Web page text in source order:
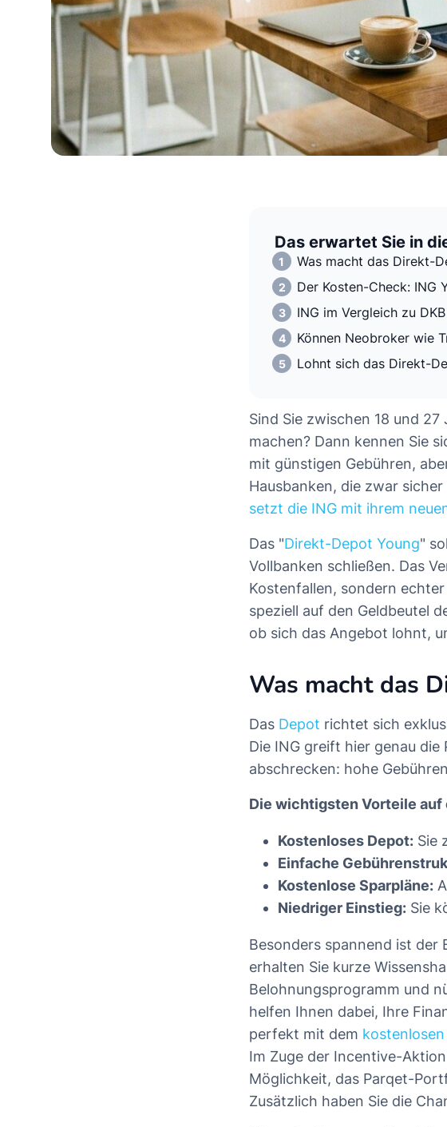
Das erwartet Sie in
Was macht das Direkt-
Der Kosten-Check: ING
ING im Vergleich zu
Können Neobroker wie
Lohnt sich das Direkt-
Sind Sie zwischen 18 und
machen? Dann kennen Sie
mit günstigen Gebühren,
Hausbanken, die zwar
setzt die ING mit ihrem
Das "Direkt-Depot Young"
Vollbanken schließen. Das
Kostenfallen, sondern echter
speziell auf den Geldbeutel
ob sich das Angebot lohnt,
Was macht das
Das Depot richtet sich
Die ING greift hier genau
abschrecken: hohe
Die wichtigsten Vorteile auf
Kostenloses Depot: Sie
Einfache
Kostenlose Sparpläne:
Niedriger Einstieg: Sie
Besonders spannend ist der
erhalten Sie kurze
Belohnungsprogramm und
helfen Ihnen dabei, Ihre
perfekt mit dem
Im Zuge der Incentive-
Möglichkeit, das Parqet-
Zusätzlich haben Sie die